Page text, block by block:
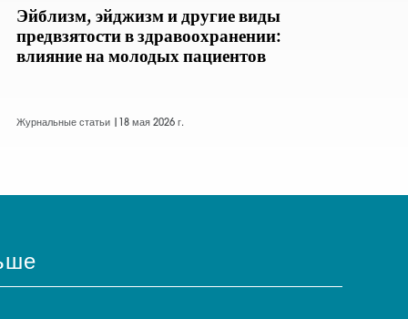
Эйблизм, эйджизм и другие виды
предвзятости в здравоохранении:
влияние на молодых пациентов
Журнальные статьи | 18 мая 2026 г.